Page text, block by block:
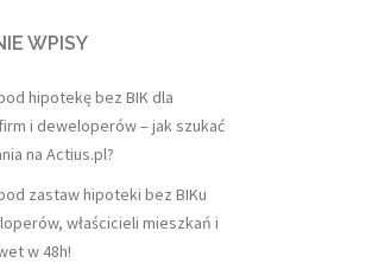
WPISY
hipotekę bez BIK dla
i deweloperów – jak szukać
na Actius.pl?
zastaw hipoteki bez BIKu
właścicieli mieszkań i
w 48h!